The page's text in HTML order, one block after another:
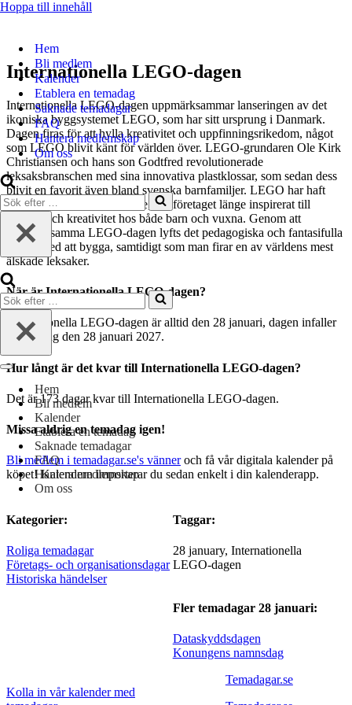
Hoppa till innehåll
Hem
Bli medlem
Kalender
Etablera en temadag
Saknade temadagar
FAQ
Hantera medlemskap
Om oss
Sök
efter
Sök
efter
Navigeringsmeny
Hem
Bli medlem
Kalender
Etablera en temadag
Saknade temadagar
FAQ
Hantera medlemskap
Om oss
Internationella LEGO-dagen
Internationella LEGO-dagen uppmärksammar lanseringen av det
ikoniska byggsystemet LEGO, som har sitt ursprung i Danmark.
Dagen firas för att hylla kreativitet och uppfinningsrikedom, något
som LEGO blivit känt för världen över. LEGO-grundaren Ole Kirk
Christiansen och hans son Godtfred revolutionerade
leksaksbranschen med sina innovativa plastklossar, som sedan dess
blivit en favorit även bland svenska barnfamiljer. LEGO har haft
stor betydelse även i Sverige, där företaget länge inspirerat till
lärande och kreativitet hos både barn och vuxna. Genom att
uppmärksamma LEGO-dagen lyfts det pedagogiska och fantasifulla
värdet med att bygga, samtidigt som man firar en av världens mest
älskade leksaker.
När är Internationella LEGO-dagen?
Internationella LEGO-dagen är alltid den 28 januari, dagen infaller
nästa gång den 28 januari 2027.
Hur långt är det kvar till Internationella LEGO-dagen?
Det är 173 dagar kvar till Internationella LEGO-dagen.
Missa aldrig en temadag igen!
Bli medlem i temadagar.se's vänneroch få vår digitala kalender på
köpet! Kalendern importerar du sedan enkelt i din kalenderapp.
Kategorier:
Roliga temadagar
Företags- och organisationsdagar
Historiska händelser
Taggar:
28 january, Internationella
LEGO-dagen
Fler temadagar 28 januari:
Dataskyddsdagen
Konungens namnsdag
Kolla in vår kalender med
Temadagar.se